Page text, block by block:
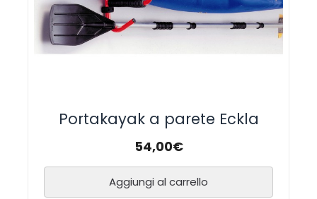
Portakayak a parete Eckla
54,00€
Aggiungi al carrello